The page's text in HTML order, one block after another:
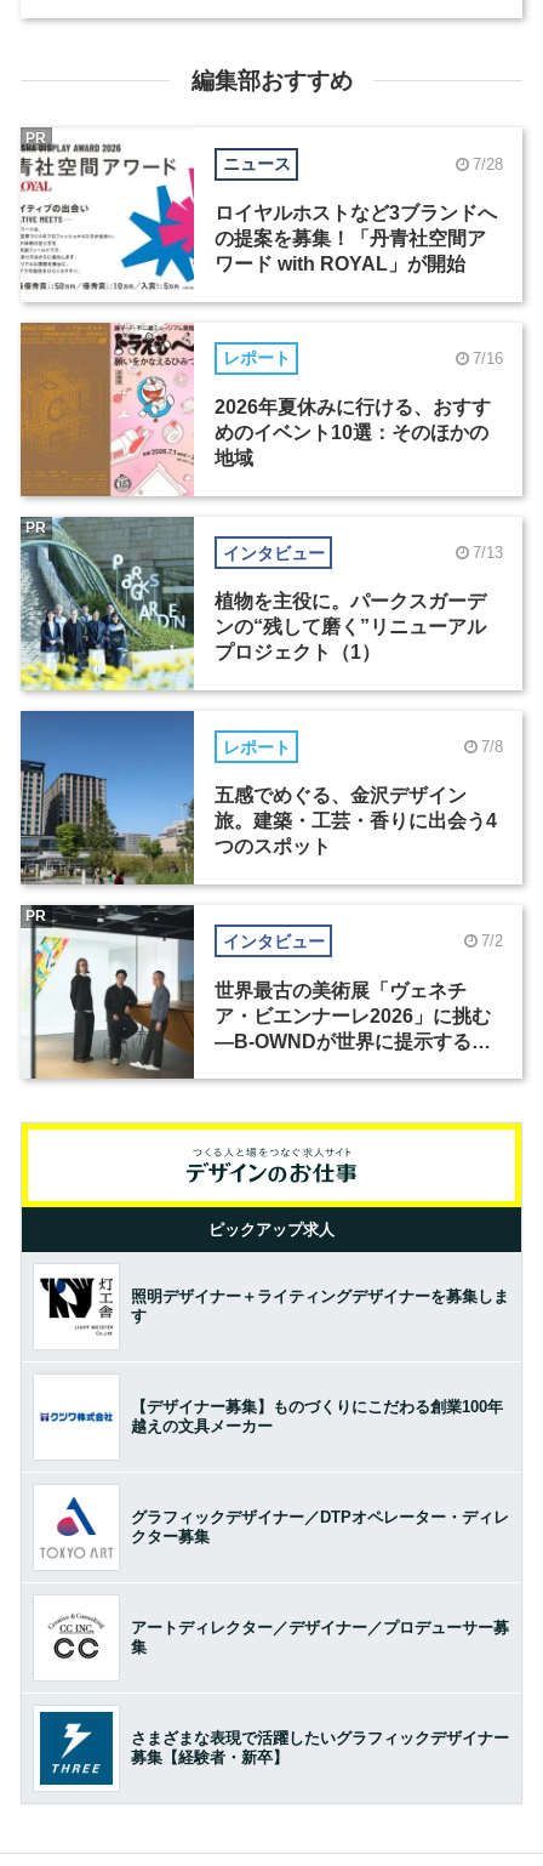
編集部おすすめ
ニュース 7/28
ロイヤルホストなど3ブランドへ
の提案を募集！「丹青社空間ア
ワード with ROYAL」が開始
PR
レポート 7/16
2026年夏休みに行ける、おすす
めのイベント10選：そのほかの
地域
インタビュー 7/13
植物を主役に。パークスガーデ
ンの“残して磨く”リニューアル
プロジェクト（1）
PR
レポート 7/8
五感でめぐる、金沢デザイン
旅。建築・工芸・香りに出会う4
つのスポット
インタビュー 7/2
世界最古の美術展「ヴェネチ
ア・ビエンナーレ2026」に挑む
―B-OWNDが世界に提示する美
PR
ピックアップ求人
照明デザイナー＋ライティングデザイナーを募集しま
す
【デザイナー募集】ものづくりにこだわる創業100年
越えの文具メーカー
グラフィックデザイナー／DTPオペレーター・ディレ
クター募集
アートディレクター／デザイナー／プロデューサー募
集
さまざまな表現で活躍したいグラフィックデザイナー
募集【経験者・新卒】